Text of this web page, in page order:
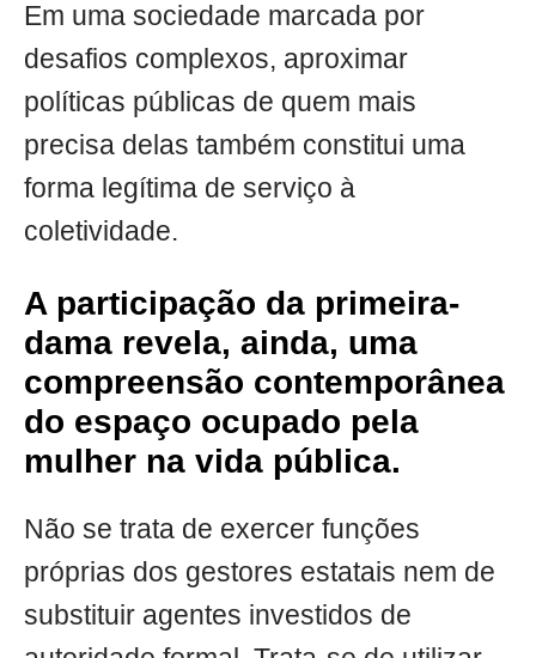
Em uma sociedade marcada por
desafios complexos, aproximar
políticas públicas de quem mais
precisa delas também constitui uma
forma legítima de serviço à
coletividade.
A participação da primeira-
dama revela, ainda, uma
compreensão contemporânea
do espaço ocupado pela
mulher na vida pública.
Não se trata de exercer funções
próprias dos gestores estatais nem de
substituir agentes investidos de